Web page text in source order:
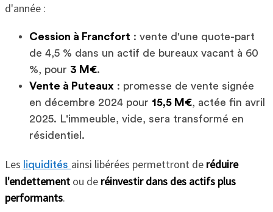
d'année :
Cession à Francfort : vente d'une quote-part
de 4,5 % dans un actif de bureaux vacant à 60
%, pour 3 M€.
Vente à Puteaux : promesse de vente signée
en décembre 2024 pour 15,5 M€, actée fin avril
2025. L'immeuble, vide, sera transformé en
résidentiel.
Les liquidités ainsi libérées permettront de réduire
l'endettementou de réinvestir dans des actifs plus
performants.